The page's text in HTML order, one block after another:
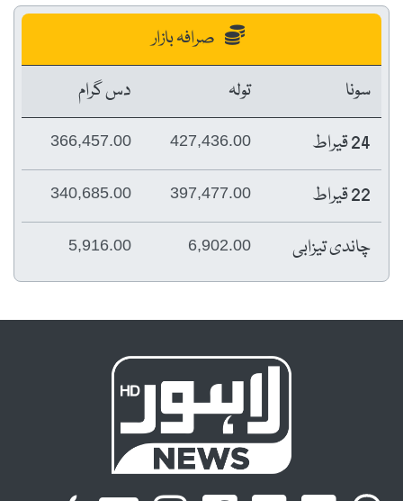
صرافہ بازار
سونا
تولہ
دس گرام
24 قیراط
427,436.00
366,457.00
22 قیراط 397,477.00
340,685.00
چاندی تیزابی 6,902.00
5,916.00